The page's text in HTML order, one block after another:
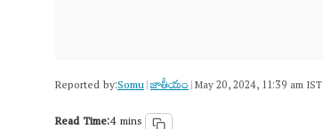
Reported by:Somu|జాతీయం|May 20, 2024, 11:39 am IST
Read Time:4 mins